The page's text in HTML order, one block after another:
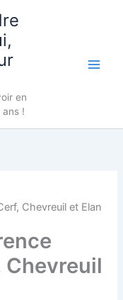
en
ans !
Chevreuil et Elan
Chevreuil